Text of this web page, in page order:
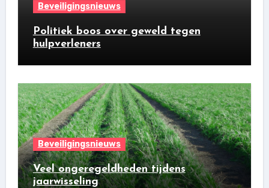
Beveiligingsnieuws
Politiek boos over geweld tegen
hulpverleners
Beveiligingsnieuws
Veel ongeregeldheden tijdens
jaarwisseling